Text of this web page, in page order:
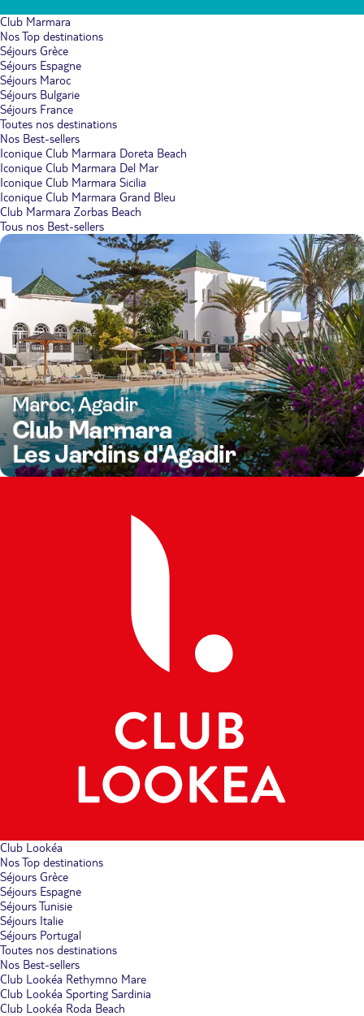
Club Marmara
Nos Top destinations
Séjours Grèce
Séjours Espagne
Séjours Maroc
Séjours Bulgarie
Séjours France
Toutes nos destinations
Nos Best-sellers
Iconique Club Marmara Doreta Beach
Iconique Club Marmara Del Mar
Iconique Club Marmara Sicilia
Iconique Club Marmara Grand Bleu
Club Marmara Zorbas Beach
Tous nos Best-sellers
Club Lookéa
Nos Top destinations
Séjours Grèce
Séjours Espagne
Séjours Tunisie
Séjours Italie
Séjours Portugal
Toutes nos destinations
Nos Best-sellers
Club Lookéa Rethymno Mare
Club Lookéa Sporting Sardinia
Club Lookéa Roda Beach